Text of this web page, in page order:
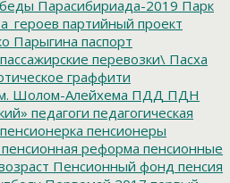
Парасибириада-2019 Парк
партийный проект
Парыгина паспорт
пассажирские перевозки\ Пасха
граффити
Шолом-Алейхема ПДД ПДН
педагоги педагогическая
пенсионерка пенсионеры
пенсионная реформа пенсионные
Пенсионный фонд пенсия